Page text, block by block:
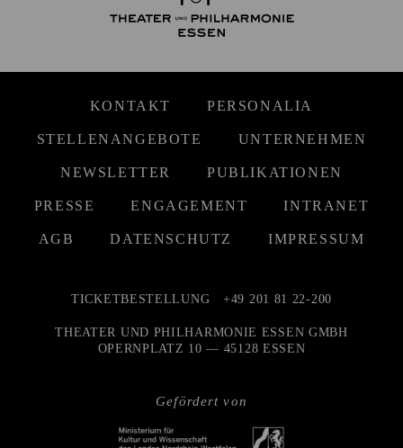
KONTAKT PERSONALIA
STELLENANGEBOTE UNTERNEHMEN
NEWSLETTER PUBLIKATIONEN
PRESSE ENGAGEMENT INTRANET
AGB DATENSCHUTZ IMPRESSUM
Gefördert von
TICKETBESTELLUNG +49 201 81 22-200
THEATER UND PHILHARMONIE ESSEN GMBH
OPERNPLATZ 10 — 45128 ESSEN